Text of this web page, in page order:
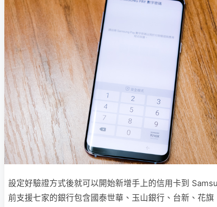
設定好驗證方式後就可以開始新增手上的信用卡到
前支援七家的銀行包含國泰世華、玉山銀行、台新、花